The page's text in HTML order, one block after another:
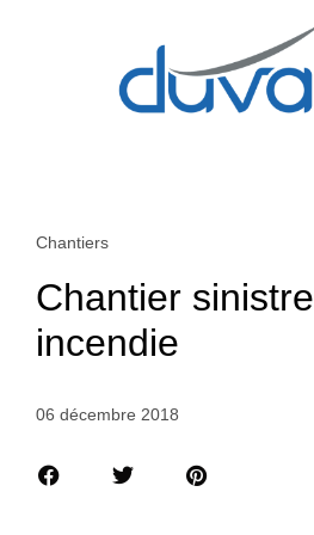
Chantiers
Chantier sinistre
incendie
06 décembre 2018